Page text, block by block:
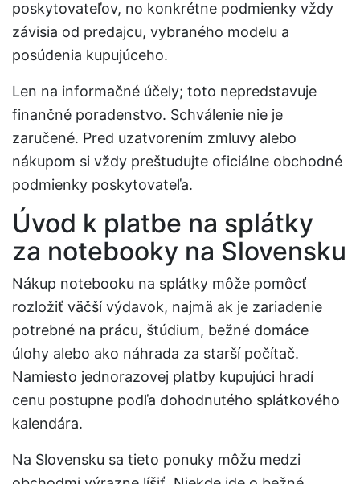
poskytovateľov, no konkrétne podmienky vždy
závisia od predajcu, vybraného modelu a
posúdenia kupujúceho.
Len na informačné účely; toto nepredstavuje
finančné poradenstvo. Schválenie nie je
zaručené. Pred uzatvorením zmluvy alebo
nákupom si vždy preštudujte oficiálne obchodné
podmienky poskytovateľa.
Úvod k platbe na splátky
za notebooky na Slovensku
Nákup notebooku na splátky môže pomôcť
rozložiť väčší výdavok, najmä ak je zariadenie
potrebné na prácu, štúdium, bežné domáce
úlohy alebo ako náhrada za starší počítač.
Namiesto jednorazovej platby kupujúci hradí
cenu postupne podľa dohodnutého splátkového
kalendára.
Na Slovensku sa tieto ponuky môžu medzi